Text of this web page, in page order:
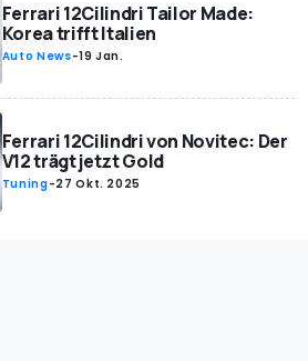
Ferrari 12Cilindri Tailor Made:
Korea trifft Italien
Auto News-19 Jan.
Ferrari 12Cilindri von Novitec: Der
V12 trägt jetzt Gold
Tuning-27 Okt. 2025